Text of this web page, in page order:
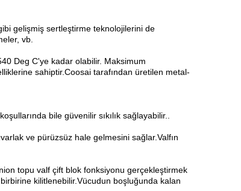
gelişmiş sertleştirme teknolojilerini de
vb.
Deg C'ye kadar olabilir. Maksimum
sahiptir.Coosai tarafından üretilen metal-
bile güvenilir sıkılık sağlayabilir..
ve pürüzsüz hale gelmesini sağlar.Valfın
topu valf çift blok fonksiyonu gerçekleştirmek
kilitlenebilir.Vücudun boşluğunda kalan